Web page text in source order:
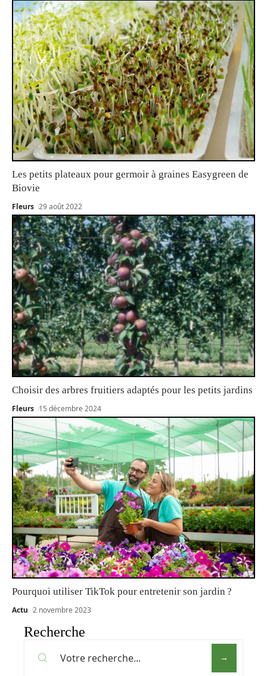
Les petits plateaux pour germoir à graines Easygreen de
Biovie
Fleurs 29 août 2022
Choisir des arbres fruitiers adaptés pour les petits jardins
Fleurs 15 décembre 2024
Pourquoi utiliser TikTok pour entretenir son jardin ?
Actu 2 novembre 2023
Recherche